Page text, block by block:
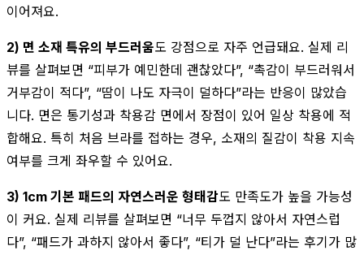
이어져요.
2) 면 소재 특유의 부드러움도 강점으로 자주 언급돼요. 실제 리
뷰를 살펴보면 “피부가 예민한데 괜찮았다”, “촉감이 부드러워서
거부감이 적다”, “땀이 나도 자극이 덜하다”라는 반응이 많았습
니다. 면은 통기성과 착용감 면에서 장점이 있어 일상 착용에 적
합해요. 특히 처음 브라를 접하는 경우, 소재의 질감이 착용 지속
여부를 크게 좌우할 수 있어요.
3) 1cm 기본 패드의 자연스러운 형태감도 만족도가 높을 가능성
이 커요. 실제 리뷰를 살펴보면 “너무 두껍지 않아서 자연스럽
다”, “패드가 과하지 않아서 좋다”, “티가 덜 난다”라는 후기가 많